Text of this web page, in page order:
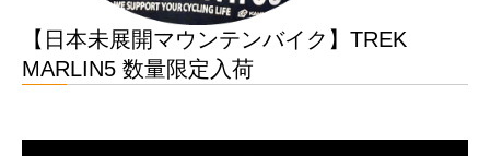
【日本未展開マウンテンバイク】TREK
MARLIN5 数量限定入荷